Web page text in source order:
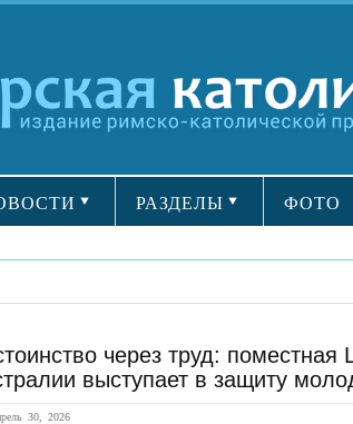
РАЗДЕЛЫ ФОТО
через труд: поместная
выступает в защиту
30, 2026